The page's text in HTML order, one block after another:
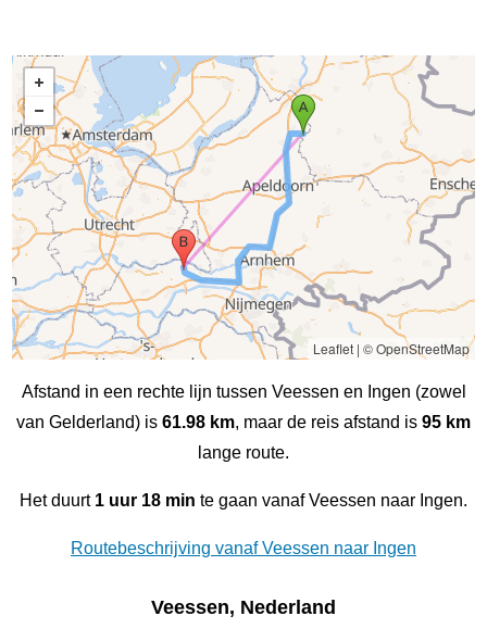
Leaflet| © OpenStreetMap
Afstand in een rechte lijn tussen Veessen en Ingen (zowel
van Gelderland) is 61.98 km, maar de reis afstand is 95 km
lange route.
Het duurt 1 uur 18 min te gaan vanaf Veessen naar Ingen.
Routebeschrijving vanaf Veessen naar Ingen
Veessen, Nederland